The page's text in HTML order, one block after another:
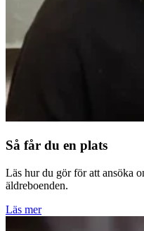
Så får du en plats
Läs hur du gör för att ansöka
äldreboenden.
Läs mer